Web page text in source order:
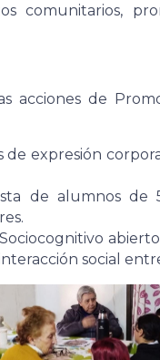
comunitarios,
acciones de
expresión
de alumnos
social